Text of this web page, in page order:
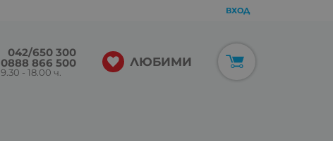
ВХОД
042/650 300
0888 866 500
9.30 - 18.00 ч.
ЛЮБИМИ